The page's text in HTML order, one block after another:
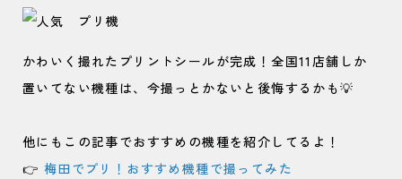
かわいく撮れたプリントシールが完成！全国11店舗しか
置いてない機種は、今撮っとかないと後悔するかも💡
他にもこの記事でおすすめの機種を紹介してるよ！
👉 梅田でプリ！おすすめ機種で撮ってみた